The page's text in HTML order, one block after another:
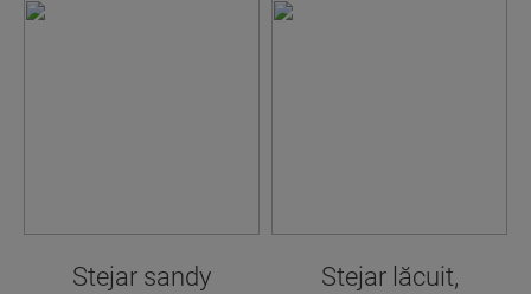
Stejar sandy
Stejar lăcuit,